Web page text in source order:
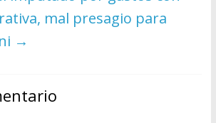
mal presagio para
→